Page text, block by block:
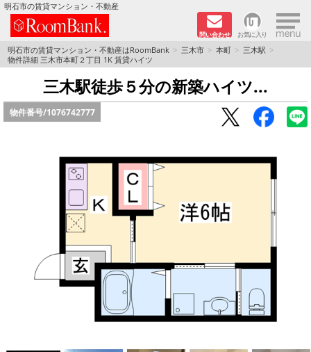
明石市の賃貸マンション・不動産
問い合わせ お気に入り ×
TOPページ
分譲マンションシリーズ
リノベーション物件
オートロック付き物件特集
路線·駅から探す
地域から探す
地図から探す
スタッフ紹介ページ
明石市の賃貸マンション・不動産はRoomBank 三木市 本町
三木駅
物件詳細 三木市本町２丁目 1K 賃貸ハイツ
三木駅徒歩５分の新築ハイツ...
物件番号/1076742777